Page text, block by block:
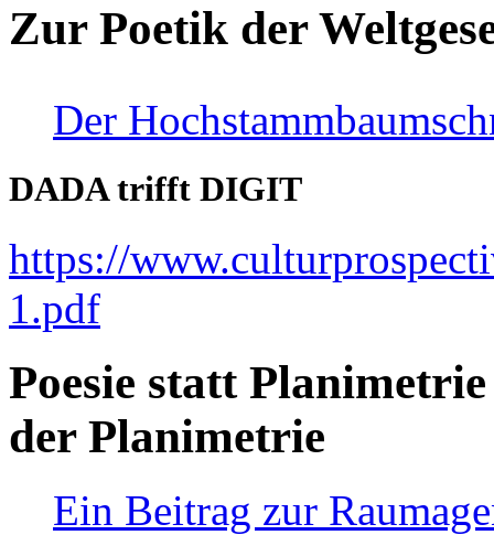
Zur Poetik der
Der
DADA trifft DIGIT
https://
1.pdf
Poesie statt
der Planimetrie
Ein Beitrag zur